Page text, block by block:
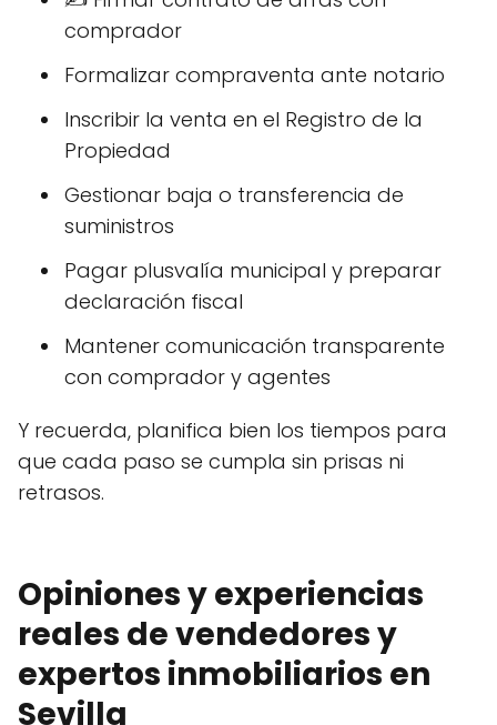
comprador
Formalizar compraventa ante notario
Inscribir la venta en el Registro de la
Propiedad
Gestionar baja o transferencia de
suministros
Pagar plusvalía municipal y preparar
declaración fiscal
Mantener comunicación transparente
con comprador y agentes
Y recuerda, planifica bien los tiempos para
que cada paso se cumpla sin prisas ni
retrasos.
Opiniones y experiencias
reales de vendedores y
expertos inmobiliarios en
Sevilla